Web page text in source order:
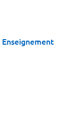
Enseignement